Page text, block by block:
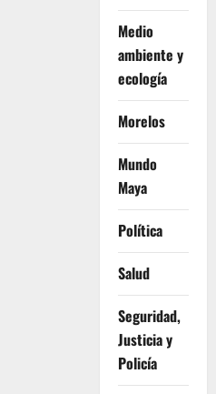
Medio
ambiente y
ecología
Morelos
Mundo
Maya
Política
Salud
Seguridad,
Justicia y
Policía